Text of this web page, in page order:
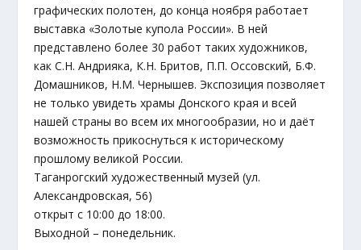
графических полотен, до конца ноября работает
выставка «Золотые купола России». В ней
представлено более 30 работ таких художников,
как С.Н. Андрияка, К.Н. Бритов, П.П. Оссовский, Б.Ф.
Домашников, Н.М. Чернышев. Экспозиция позволяет
не только увидеть храмы Донского края и всей
нашей страны во всем их многообразии, но и даёт
возможность прикоснуться к историческому
прошлому великой России.
Таганрогский художественный музей (ул.
Александровская, 56)
открыт с 10:00 до 18:00.
Выходной – понедельник.